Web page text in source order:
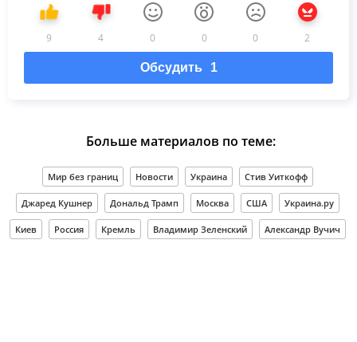
9 4 0 0 0 2
Обсудить 1
Больше материалов по теме:
Мир без границ Новости Украина Стив Уиткофф
Джаред Кушнер Дональд Трамп Москва США Украина.ру
Киев Россия Кремль Владимир Зеленский Александр Вучич